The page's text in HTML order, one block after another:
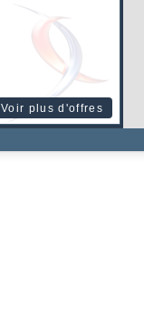
Voir plus d'offres